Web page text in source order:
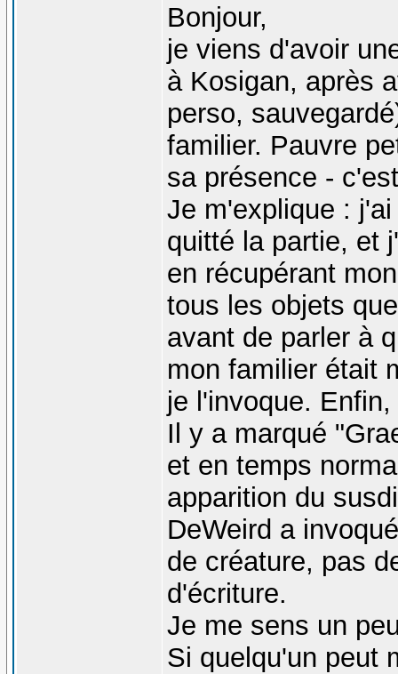
Bonjour,
je viens d'avoir
à Kosigan, après
perso,
familier. Pauvre
sa présence -
Je m'explique :
quitté la partie, et
en récupérant
tous les objets
avant de parler à
mon familier était
je l'invoque.
Il y a marqué
et en temps
apparition du
DeWeird a
de créature, pas
d'écriture.
Je me sens un
Si quelqu'un peut